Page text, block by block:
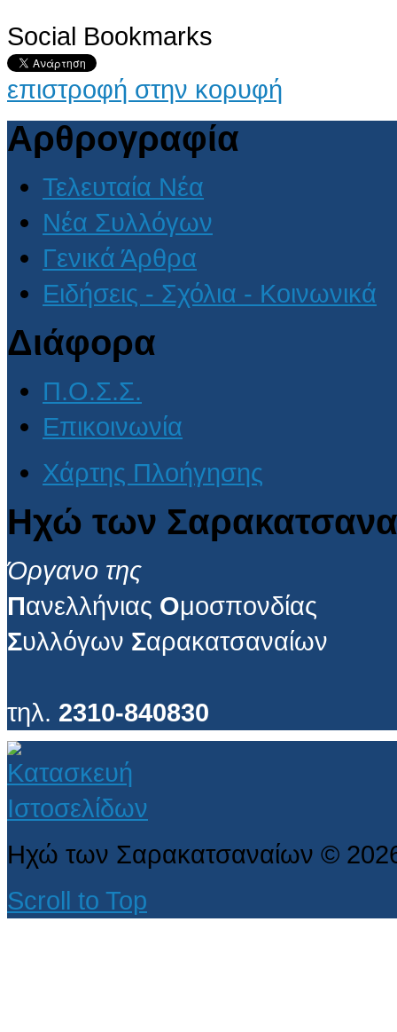
Social Bookmarks
επιστροφή στην κορυφή
Αρθρογραφία
Τελευταία Νέα
Νέα Συλλόγων
Γενικά Άρθρα
Ειδήσεις - Σχόλια - Κοινωνικά
Διάφορα
Π.Ο.Σ.Σ.
Επικοινωνία
Χάρτης Πλοήγησης
Ηχώ των
Όργανο της
Πανελλήνιας Ομοσπονδίας
Συλλόγων Σαρακατσαναίων
τηλ. 2310-840830
Ηχώ των Σαρακατσαναίων ©
Scroll to Top